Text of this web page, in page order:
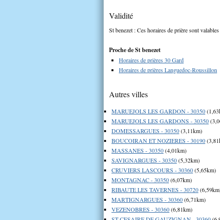
Validité
St benezet : Ces horaires de prière sont
Proche de St benezet
Horaires de prières 30 Gard
Horaires de prières Languedoc-Roussillon
Autres villes
MARUEJOLS LES GARDON - 30350
MARUEJOLS LES GARDONS - 30350
DOMESSARGUES - 30350(3,11km)
BOUCOIRAN ET NOZIERES - 30190
MASSANES - 30350(4,01km)
SAVIGNARGUES - 30350(5,32km)
CRUVIERS LASCOURS - 30360(5,65km)
MONTAGNAC - 30350(6,07km)
RIBAUTE LES TAVERNES - 30720
MARTIGNARGUES - 30360(6,71km)
VEZENOBRES - 30360(6,81km)